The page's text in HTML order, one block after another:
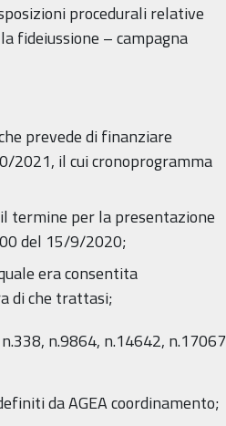
procedurali relative
fideiussione – campagna
prevede di finanziare
2021, il cui cronoprogramma
termine per la presentazione
del 15/9/2020;
era consentita
di che trattasi;
n.9864, n.14642, n.17067
da AGEA coordinamento;